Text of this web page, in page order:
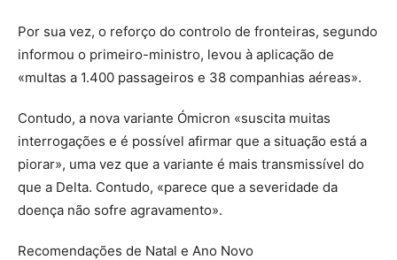
Por sua vez, o reforço do controlo de fronteiras, segundo
informou o primeiro-ministro, levou à aplicação de
«multas a 1.400 passageiros e 38 companhias aéreas».
Contudo, a nova variante Ómicron «suscita muitas
interrogações e é possível afirmar que a situação está a
piorar», uma vez que a variante é mais transmissível do
que a Delta. Contudo, «parece que a severidade da
doença não sofre agravamento».
Recomendações de Natal e Ano Novo